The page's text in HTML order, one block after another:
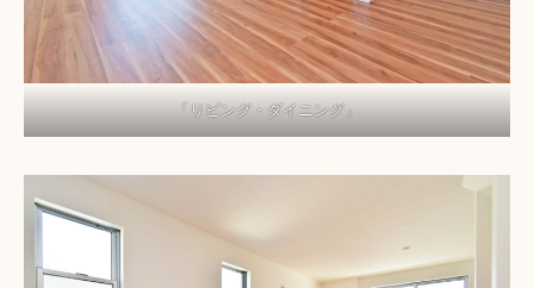
「リビング・ダイニング」